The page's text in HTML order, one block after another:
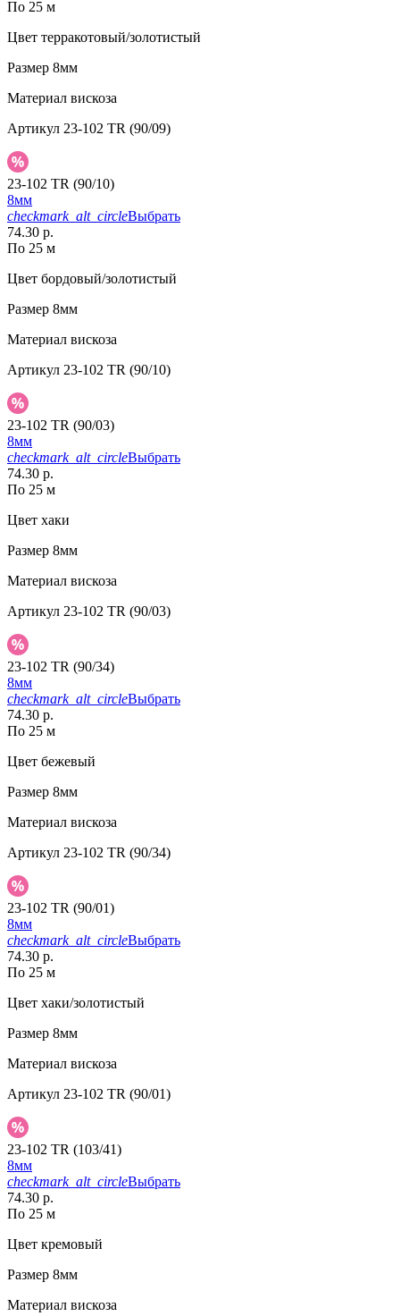
По 25 м
Цвет терракотовый/золотистый
Размер 8мм
Материал вискоза
Артикул 23-102 TR (90/09)
23-102 TR (90/10)
8мм
checkmark_alt_circleВыбрать
74.30 р.
По 25 м
Цвет бордовый/золотистый
Размер 8мм
Материал вискоза
Артикул 23-102 TR (90/10)
23-102 TR (90/03)
8мм
checkmark_alt_circleВыбрать
74.30 р.
По 25 м
Цвет хаки
Размер 8мм
Материал вискоза
Артикул 23-102 TR (90/03)
23-102 TR (90/34)
8мм
checkmark_alt_circleВыбрать
74.30 р.
По 25 м
Цвет бежевый
Размер 8мм
Материал вискоза
Артикул 23-102 TR (90/34)
23-102 TR (90/01)
8мм
checkmark_alt_circleВыбрать
74.30 р.
По 25 м
Цвет хаки/золотистый
Размер 8мм
Материал вискоза
Артикул 23-102 TR (90/01)
23-102 TR (103/41)
8мм
checkmark_alt_circleВыбрать
74.30 р.
По 25 м
Цвет кремовый
Размер 8мм
Материал вискоза